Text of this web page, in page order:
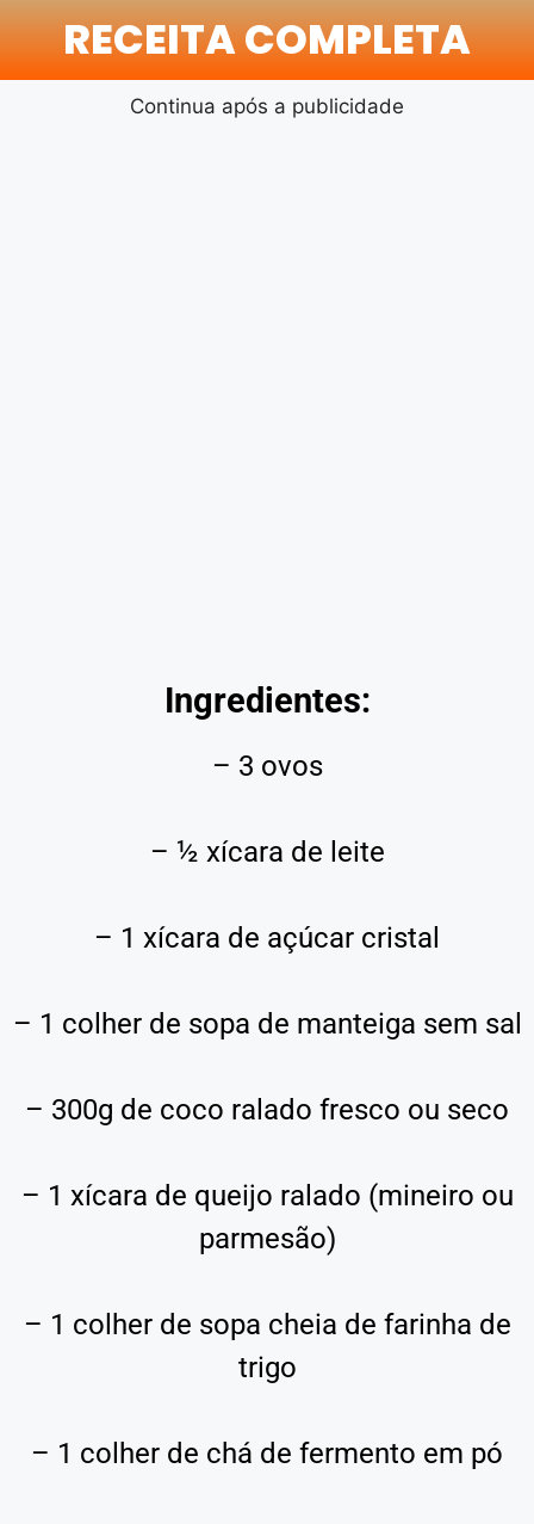
RECEITA COMPLETA
Continua após a publicidade
Ingredientes:
– 3 ovos
– ½ xícara de leite
– 1 xícara de açúcar cristal
– 1 colher de sopa de manteiga sem sal
– 300g de coco ralado fresco ou seco
– 1 xícara de queijo ralado (mineiro ou
parmesão)
– 1 colher de sopa cheia de farinha de
trigo
– 1 colher de chá de fermento em pó